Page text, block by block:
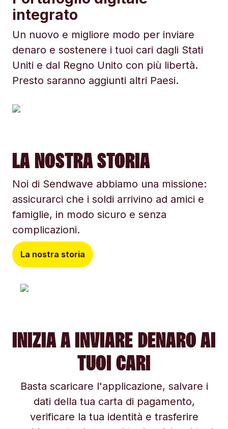
integrato
Un nuovo e migliore modo per inviare
denaro e sostenere i tuoi cari dagli Stati
Uniti e dal Regno Unito con più libertà.
Presto saranno aggiunti altri Paesi.
LA NOSTRA STORIA
Noi di Sendwave abbiamo una missione:
assicurarci che i soldi arrivino ad amici e
famiglie, in modo sicuro e senza
complicazioni.
La nostra storia
INIZIA A INVIARE DENARO AI
TUOI CARI
Basta scaricare l'applicazione, salvare i
dati della tua carta di pagamento,
verificare la tua identità e trasferire